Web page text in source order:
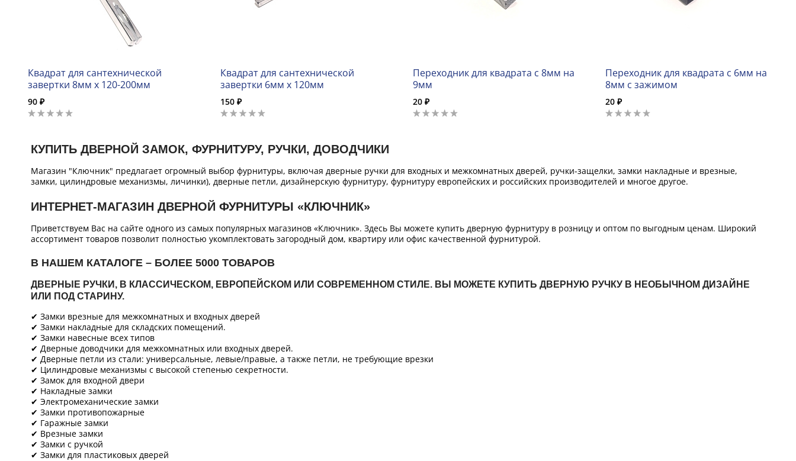
Квадрат для сантехнической
завертки 8мм х 120-200мм
90 ₽
Квадрат для сантехнической
завертки 6мм х 120мм
150 ₽
Переходник для квадрата с 8мм на
9мм
20 ₽
Переходник для квадрата с 6мм на
8мм с зажимом
20 ₽
КУПИТЬ ДВЕРНОЙ ЗАМОК, ФУРНИТУРУ, РУЧКИ, ДОВОДЧИКИ
Магазин "Ключник" предлагает огромный выбор фурнитуры, включая дверные ручки для входных и межкомнатных дверей, ручки-защелки, замки накладные и врезные,
замки, цилиндровые механизмы, личинки), дверные петли, дизайнерскую фурнитуру, фурнитуру европейских и российских производителей и многое другое.
ИНТЕРНЕТ-МАГАЗИН ДВЕРНОЙ ФУРНИТУРЫ «КЛЮЧНИК»
Приветствуем Вас на сайте одного из самых популярных магазинов «Ключник». Здесь Вы можете купить дверную фурнитуру в розницу и оптом по выгодным ценам. Широкий
ассортимент товаров позволит полностью укомплектовать загородный дом, квартиру или офис качественной фурнитурой.
В НАШЕМ КАТАЛОГЕ – БОЛЕЕ 5000 ТОВАРОВ
ДВЕРНЫЕ РУЧКИ, В КЛАССИЧЕСКОМ, ЕВРОПЕЙСКОМ ИЛИ СОВРЕМЕННОМ СТИЛЕ. ВЫ МОЖЕТЕ КУПИТЬ ДВЕРНУЮ РУЧКУ В НЕОБЫЧНОМ ДИЗАЙНЕ
ИЛИ ПОД СТАРИНУ.
✔ Замки врезные для межкомнатных и входных дверей
✔ Замки накладные для складских помещений.
✔ Замки навесные всех типов
✔ Дверные доводчики для межкомнатных или входных дверей.
✔ Дверные петли из стали: универсальные, левые/правые, а также петли, не требующие врезки
✔ Цилиндровые механизмы с высокой степенью секретности.
✔ Замок для входной двери
✔ Накладные замки
✔ Электромеханические замки
✔ Замки противопожарные
✔ Гаражные замки
✔ Врезные замки
✔ Замки с ручкой
✔ Замки для пластиковых дверей